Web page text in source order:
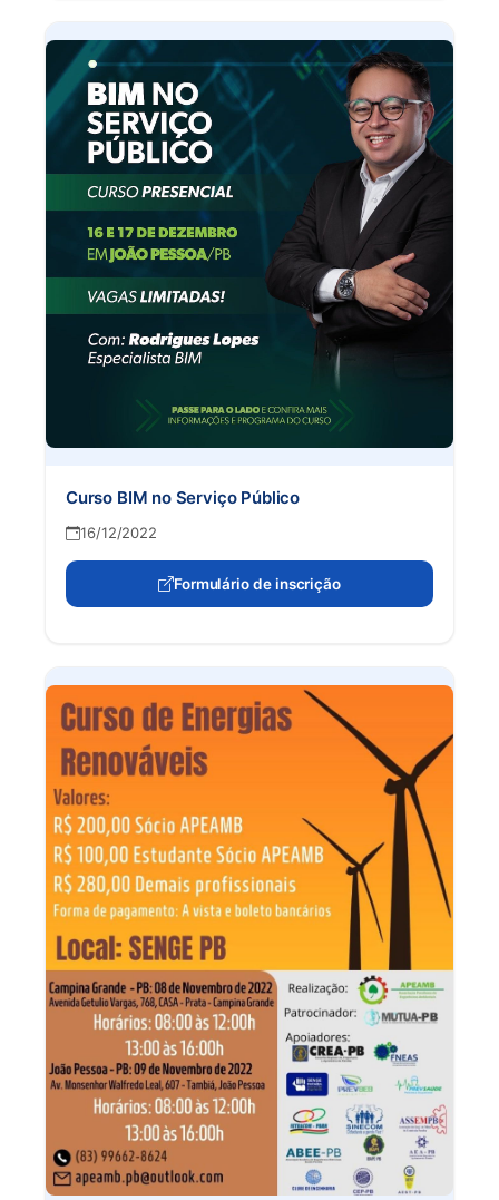
Curso BIM no Serviço Público
16/12/2022
Formulário de inscrição
(abre em nova aba)